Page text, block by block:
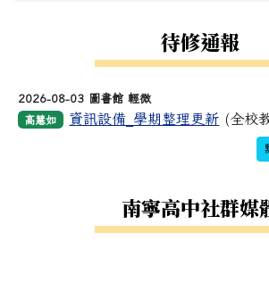
待修通報
2026-08-03 圖書館 輕微
高慧如 資訊設備_學期整理更新 (全校
南寧高中社群媒